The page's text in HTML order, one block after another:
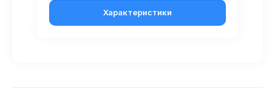
Характеристики